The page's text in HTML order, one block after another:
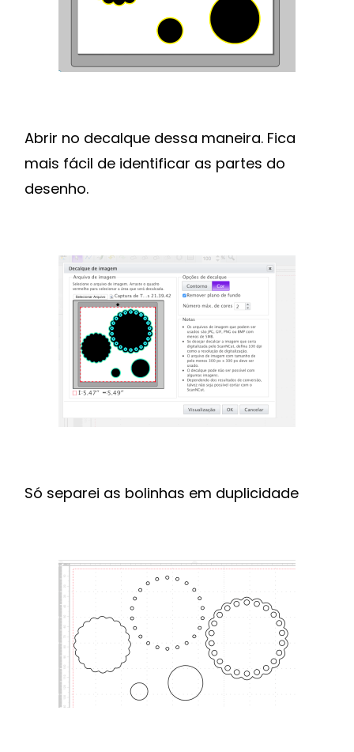
Abrir no decalque dessa maneira. Fica
mais fácil de identificar as partes do
desenho.
Só separei as bolinhas em duplicidade